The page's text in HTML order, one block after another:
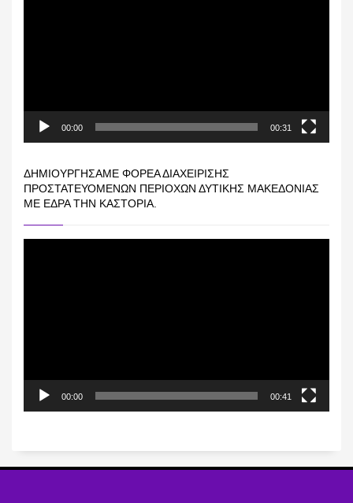
00:00 00:31
ΔΗΜΙΟΥΡΓΉΣΑΜΕ ΦΟΡΈΑ ΔΙΑΧΕΊΡΙΣΗΣ
ΠΡΟΣΤΑΤΕΥΌΜΕΝΩΝ ΠΕΡΙΟΧΏΝ ΔΥΤΙΚΉΣ ΜΑΚΕΔΟΝΊΑΣ
ΜΕ ΈΔΡΑ ΤΗΝ ΚΑΣΤΟΡΙΆ.
00:00 00:41